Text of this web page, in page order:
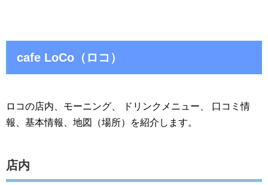
cafe LoCo（ロコ）
ロコの店内、モーニング、 ドリンクメニュー、 口コミ情
報、基本情報、地図（場所）を紹介します。
店内